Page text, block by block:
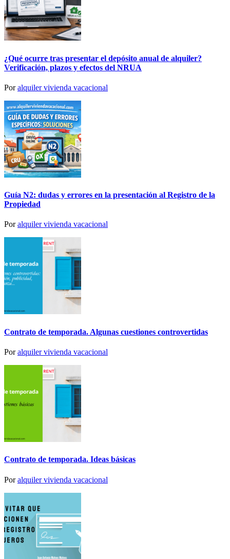
¿Qué ocurre tras presentar el depósito anual de alquiler?
Verificación, plazos y efectos del NRUA
Poralquiler vivienda vacacional
Guía N2: dudas y errores en la presentación al Registro de la
Propiedad
Poralquiler vivienda vacacional
Contrato de temporada. Algunas cuestiones controvertidas
Poralquiler vivienda vacacional
Contrato de temporada. Ideas básicas
Poralquiler vivienda vacacional